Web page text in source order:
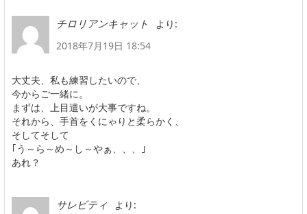
チロリアンキャット
より:
2018年7月19日 18:54
大丈夫、私も練習したいので、
今からご一緒に。
まずは、上目遣いが大事ですね。
それから、手首をくにゃりと柔らかく、
そしてそして
｢う～ら～め～し～やぁ、、、｣
あれ？
サレビティ
より: